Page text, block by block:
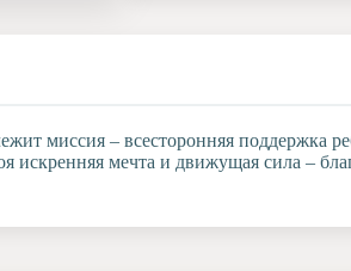
миссия – всесторонняя поддержка
искренняя мечта и движущая сила –